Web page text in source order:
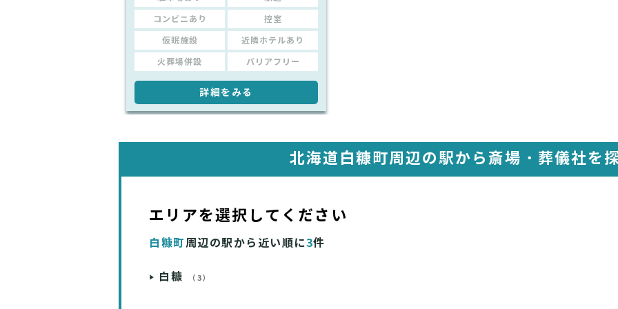
コンビニあり 控室
仮眠施設 近隣ホテルあり
火葬場併設 バリアフリー
詳細をみる
北海道白糠町周辺の駅から 斎場・葬儀社を
エリアを選択してください
白糠町周辺の駅から近い順に3件
白糠 （3）